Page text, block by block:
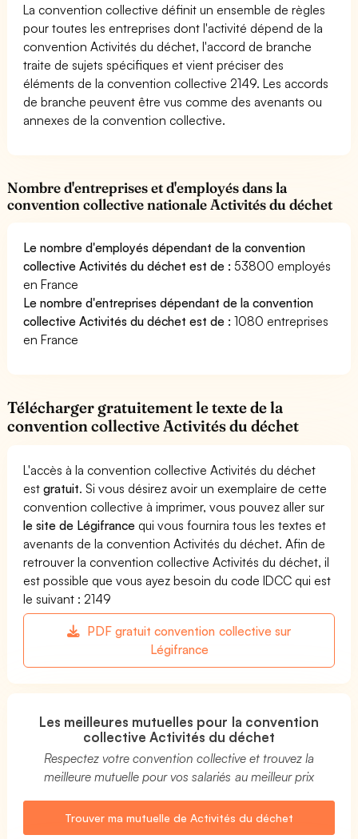
La convention collective définit un ensemble de règles
pour toutes les entreprises dont l'activité dépend de la
convention Activités du déchet, l'accord de branche
traite de sujets spécifiques et vient préciser des
éléments de la convention collective 2149. Les accords
de branche peuvent être vus comme des avenants ou
annexes de la convention collective.
Nombre d'entreprises et d'employés dans la
convention collective nationale Activités du déchet
Le nombre d'employés dépendant de la convention
collective Activités du déchet est de : 53800 employés
en France
Le nombre d'entreprises dépendant de la convention
collective Activités du déchet est de :1080 entreprises
en France
Télécharger gratuitement le texte de la
convention collective Activités du déchet
L'accès à la convention collective Activités du déchet
estgratuit. Si vous désirez avoir un exemplaire de cette
convention collective à imprimer, vous pouvez aller sur
le site de Légifrance qui vous fournira tous les textes et
avenants de la convention Activités du déchet. Afin de
retrouver la convention collective Activités du déchet, il
est possible que vous ayez besoin du code IDCC qui est
le suivant : 2149
PDF gratuit convention collective sur
Légifrance
Les meilleures mutuelles pour la convention
collective Activités du déchet
Respectez votre convention collective et trouvez la
meilleure mutuelle pour vos salariés au meilleur prix
Trouver ma mutuelle de Activités du déchet